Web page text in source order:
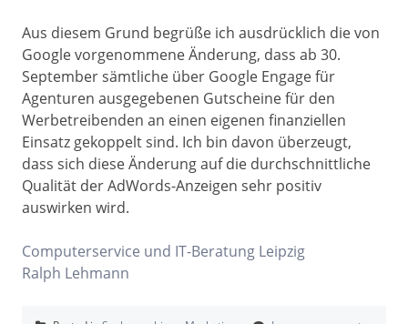
Aus diesem Grund begrüße ich ausdrücklich die von
Google vorgenommene Änderung, dass ab 30.
September sämtliche über Google Engage für
Agenturen ausgegebenen Gutscheine für den
Werbetreibenden an einen eigenen finanziellen
Einsatz gekoppelt sind. Ich bin davon überzeugt,
dass sich diese Änderung auf die durchschnittliche
Qualität der AdWords-Anzeigen sehr positiv
auswirken wird.
Computerservice und IT-Beratung Leipzig
Ralph Lehmann